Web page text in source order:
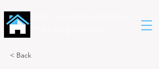
< Back